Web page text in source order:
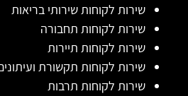
שירות לקוחות שירותי בריאות
שירות לקוחות תחבורה
שירות לקוחות תיירות
שירות לקוחות תקשורת ועיתונים
שירות לקוחות תרבות